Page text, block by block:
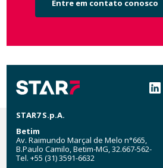
Entre em contato conosco
Social
STAR7 S.p.A.
Betim
Av. Raimundo Marçal de Melo n°665,
B.Paulo Camilo, Betim-MG, 32.667-562-
Tel. +55 (31) 3591-6632